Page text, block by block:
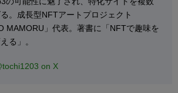
。成長型NFTアートプロジェクト
MAMORU」代表。著書に「NFTで趣味を
る」。
on X